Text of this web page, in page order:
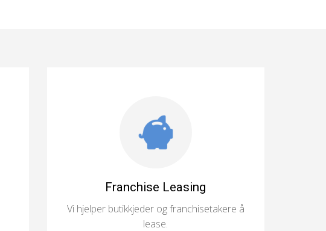
Franchise Leasing
Vi hjelper butikkjeder og franchisetakere å
lease.